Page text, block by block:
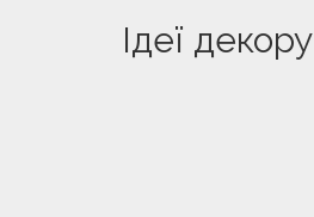
Ідеї декору